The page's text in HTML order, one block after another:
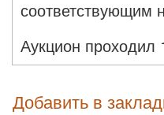
соответствующим
Аукцион проходил
Добавить в